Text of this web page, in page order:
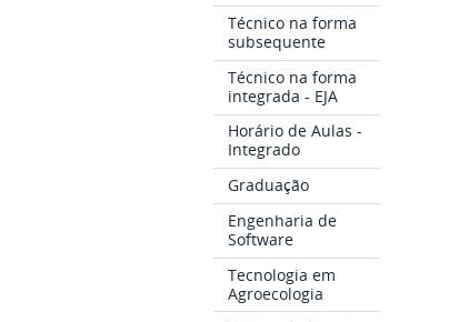
Técnico na forma
subsequente
Técnico na forma
integrada - EJA
Horário de Aulas -
Integrado
Graduação
Engenharia de
Software
Tecnologia em
Agroecologia